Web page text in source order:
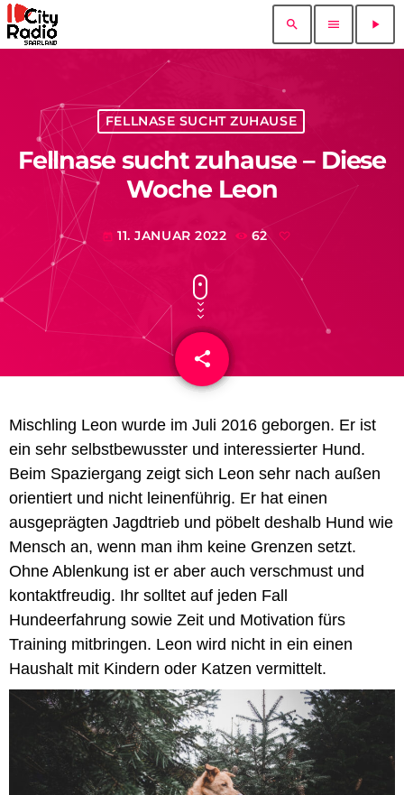
search menu play_arrow
FELLNASE SUCHT ZUHAUSE
Fellnase sucht zuhause – Diese
Woche Leon
today 11. JANUAR 2022 62
share
email
Mischling Leon wurde im Juli 2016 geborgen. Er ist
ein sehr selbstbewusster und interessierter Hund.
Beim Spaziergang zeigt sich Leon sehr nach außen
orientiert und nicht leinenführig. Er hat einen
ausgeprägten Jagdtrieb und pöbelt deshalb Hund wie
Mensch an, wenn man ihm keine Grenzen setzt.
Ohne Ablenkung ist er aber auch verschmust und
kontaktfreudig. Ihr solltet auf jeden Fall
Hundeerfahrung sowie Zeit und Motivation fürs
Training mitbringen. Leon wird nicht in ein einen
Haushalt mit Kindern oder Katzen vermittelt.